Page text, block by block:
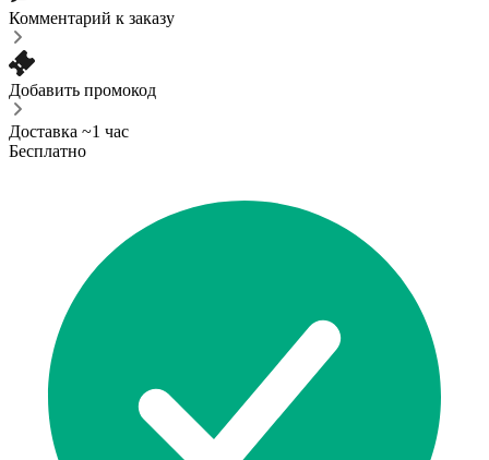
Комментарий к заказу
Добавить промокод
Доставка ~1 час
Бесплатно